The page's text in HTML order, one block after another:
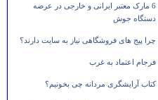
6 مارک معتبر ایرانی و خارجی در عرضه
دستگاه جوش
چرا پیج های فروشگاهی نیاز به سایت دارند؟
فرجام اعتماد به غرب
کتاب آرایشگری مردانه چی بخونیم؟